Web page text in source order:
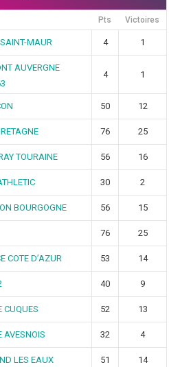
Pts Victoires
MAUR 4 1
AUVERGNE
4 1
50 12
76 25
TOURAINE 56 16
30 2
BOURGOGNE 56 15
76 25
COTE D’AZUR 53 14
40 9
CUQUES 52 13
AVESNOIS 32 4
LES EAUX 51 14